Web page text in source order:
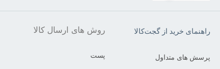
راهنمای خرید از گجت‌کالا
پرسش های متداول
روش های ارسال کالا
پست